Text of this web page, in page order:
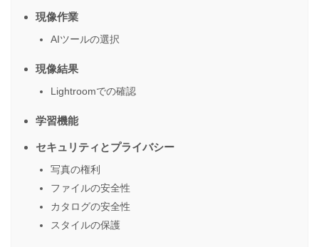
現像作業
AIツールの選択
現像結果
Lightroomでの確認
学習機能
セキュリティとプライバシー
写真の権利
ファイルの安全性
カタログの安全性
スタイルの保護